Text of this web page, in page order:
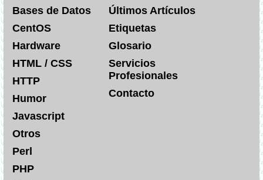
Bases de Datos
CentOS
Hardware
HTML / CSS
HTTP
Humor
Javascript
Otros
Perl
PHP
Últimos Artículos
Etiquetas
Glosario
Servicios
Profesionales
Contacto